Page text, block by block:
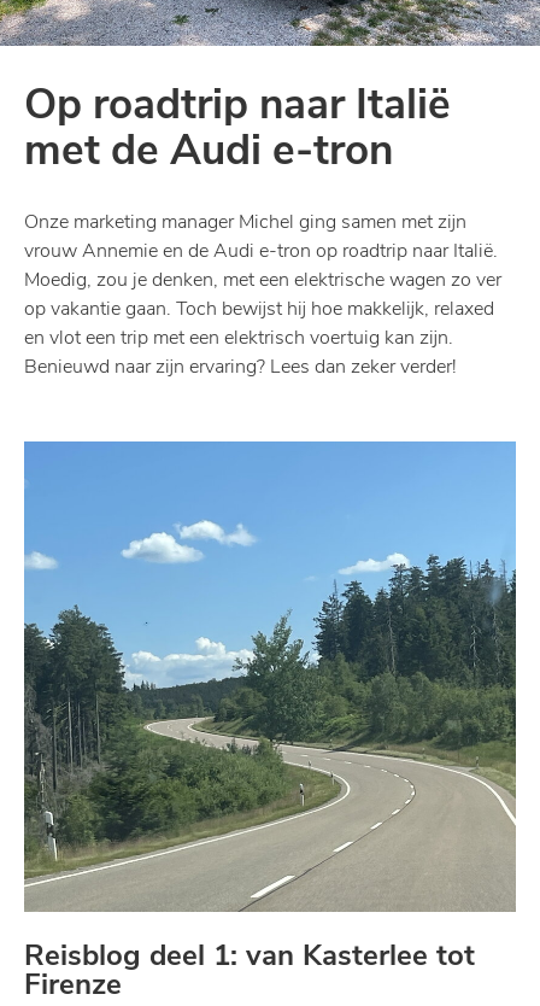
Op roadtrip naar Italië
met de Audi e-tron
Onze marketing manager Michel ging samen met zijn
vrouw Annemie en de Audi e-tron op roadtrip naar Italië.
Moedig, zou je denken, met een elektrische wagen zo ver
op vakantie gaan. Toch bewijst hij hoe makkelijk, relaxed
en vlot een trip met een elektrisch voertuig kan zijn.
Benieuwd naar zijn ervaring? Lees dan zeker verder!
Reisblog deel 1: van Kasterlee tot
Firenze